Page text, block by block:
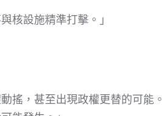
核設施精準打擊。」
搖，甚至出現政權更替的可能。